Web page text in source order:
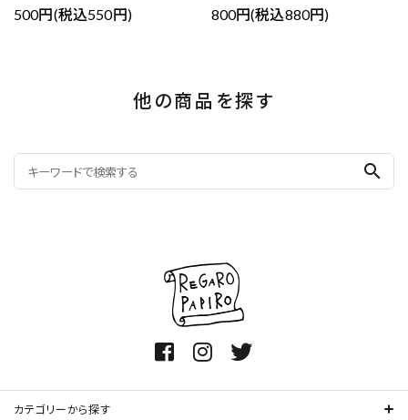
500円(税込550円) 800円(税込880円)
他の商品を探す
search
カテゴリーから探す